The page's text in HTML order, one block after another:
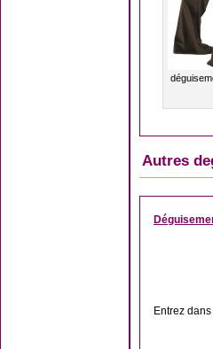
Autres
Entrez